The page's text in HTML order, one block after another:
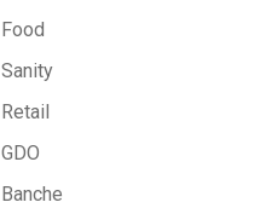
Food
Sanity
Retail
GDO
Banche